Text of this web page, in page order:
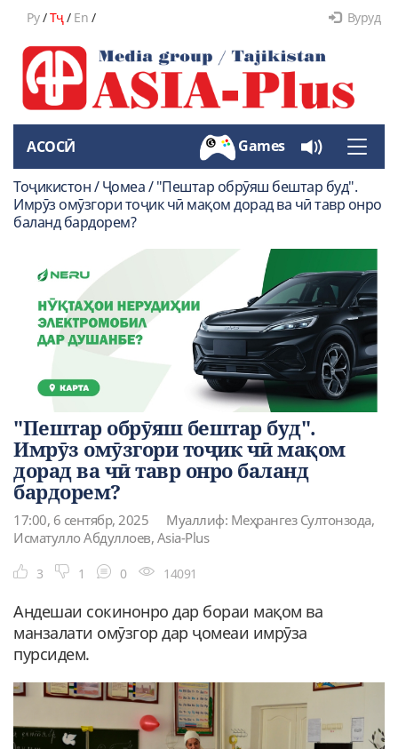
Ру/Тҷ/ En / Вуруд
Toggle
АСОСӢ Games
Тоҷикистон / Ҷомеа / "Пештар обрӯяш бештар буд".
Имрӯз омӯзгори тоҷик чӣ мақом дорад ва чӣ тавр онро
баланд бардорем?
"Пештар обрӯяш бештар буд".
Имрӯз омӯзгори тоҷик чӣ мақом
дорад ва чӣ тавр онро баланд
бардорем?
17:00, 6 сентябр, 2025
Муаллиф: Меҳрангез Султонзода,
Исматулло Абдуллоев, Asia-Plus
3 1 0 14091
Андешаи сокинонро дар бораи мақом ва
манзалати омӯзгор дар ҷомеаи имрӯза
пурсидем.